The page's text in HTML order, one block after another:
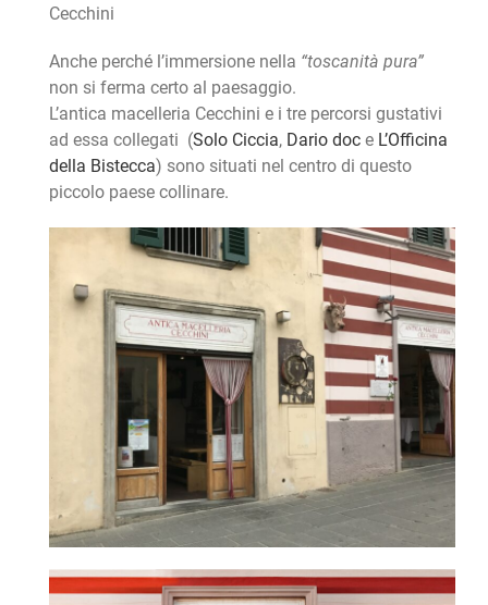
Cecchini
Anche perché l’immersione nella “toscanità pura”
non si ferma certo al paesaggio.
L’antica macelleria Cecchini e i tre percorsi gustativi
ad essa collegati (Solo Ciccia, Dario doce L’Officina
della Bistecca) sono situati nel centro di questo
piccolo paese collinare.